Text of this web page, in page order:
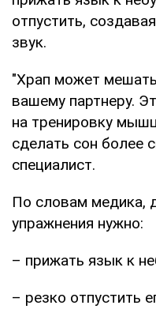
отпустить,
звук.
"Храп может
вашему партнеру.
на тренировку
сделать сон более
специалист.
По словам медика,
упражнения нужно:
– прижать язык к
– резко отпустить